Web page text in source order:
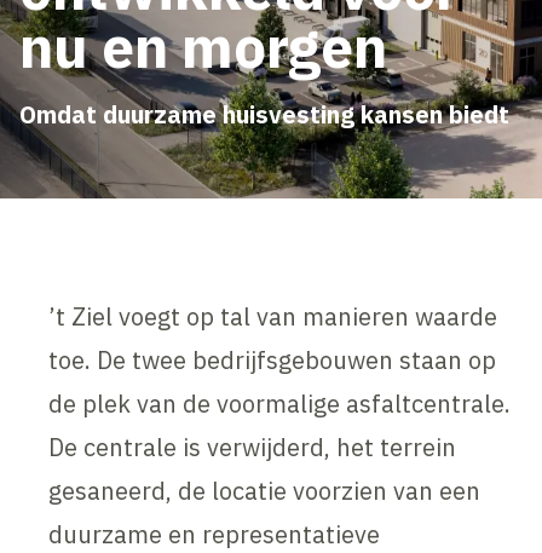
nu en morgen
Omdat duurzame huisvesting kansen biedt
’t Ziel voegt op tal van manieren waarde
toe. De twee bedrijfsgebouwen staan op
de plek van de voormalige asfaltcentrale.
De centrale is verwijderd, het terrein
gesaneerd, de locatie voorzien van een
duurzame en representatieve